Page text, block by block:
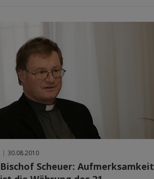
| 30.08.2010
Bischof Scheuer: Aufmerksamkeit